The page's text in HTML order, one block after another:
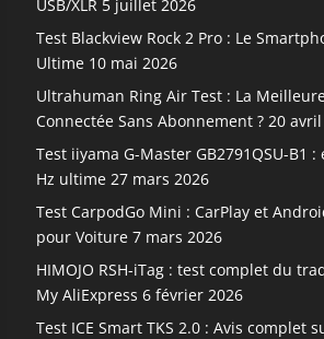
USB/XLR 5 juillet 2026
Test Blackview Rock 2 Pro : Le
Ultime 10 mai 2026
Ultrahuman Ring Air Test : La
Connectée Sans Abonnement ? 20
Test iiyama G-Master GB2791QSU-B1 :
Hz ultime 27 mars 2026
Test CarpodGo Mini : CarPlay et
pour Voiture 7 mars 2026
HIMOJO RSH-iTag : test complet du
My AliExpress 6 février 2026
Test ICE Smart TKS 2.0 : Avis complet